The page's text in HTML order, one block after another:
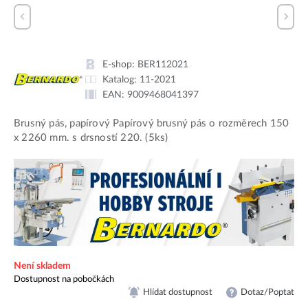
E-shop: BER112021
Katalog: 11-2021
EAN: 9009468041397
Brusný pás, papírový Papírový brusný pás o rozměrech 150
x 2260 mm. s drsností 220. (5ks)
Není skladem
Dostupnost na pobočkách
Hlídat dostupnost Dotaz/Poptat